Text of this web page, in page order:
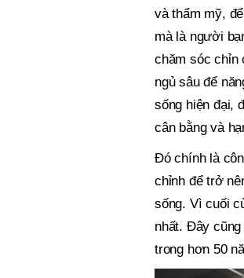
và thẩm mỹ,
mà là người
chăm sóc chỉn
ngủ sâu để
sống hiện đại,
cân bằng và
Đó chính là
chỉnh để trở
sống. Vì cuối
nhất. Đây
trong hơn 50